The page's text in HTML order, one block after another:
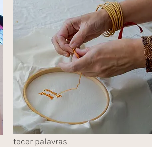
tecer palavras